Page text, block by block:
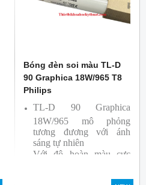
Bóng đèn soi màu TL-D
90 Graphica 18W/965 T8
Philips
TL-D 90 Graphica
18W/965 mô phỏng
tương đương với ánh
sáng tự nhiên
Với độ hoàn màu cực